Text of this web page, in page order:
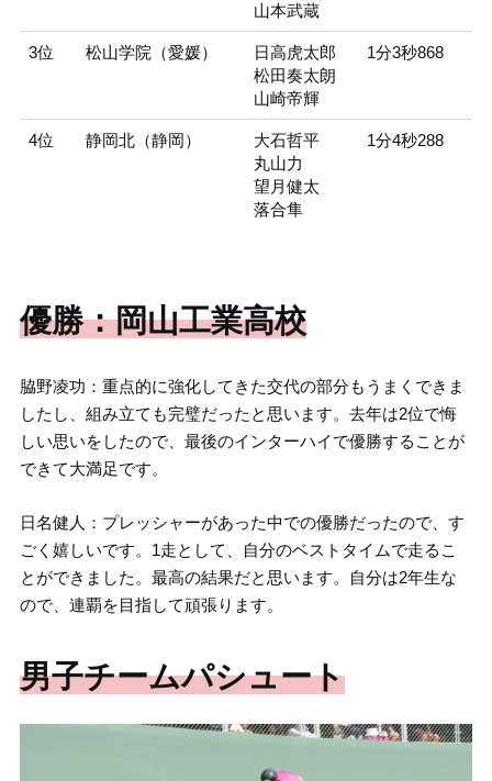
山本武蔵
3位 松山学院（愛媛）
日高虎太郎
松田奏太朗
山崎帝輝
1分3秒868
4位 静岡北（静岡）
大石哲平
丸山力
望月健太
落合隼
1分4秒288
優勝：岡山工業高校
脇野凌功：重点的に強化してきた交代の部分もうまくできま
したし、組み立ても完璧だったと思います。去年は2位で悔
しい思いをしたので、最後のインターハイで優勝することが
できて大満足です。
日名健人：プレッシャーがあった中での優勝だったので、す
ごく嬉しいです。1走として、自分のベストタイムで走るこ
とができました。最高の結果だと思います。自分は2年生な
ので、連覇を目指して頑張ります。
男子チームパシュート